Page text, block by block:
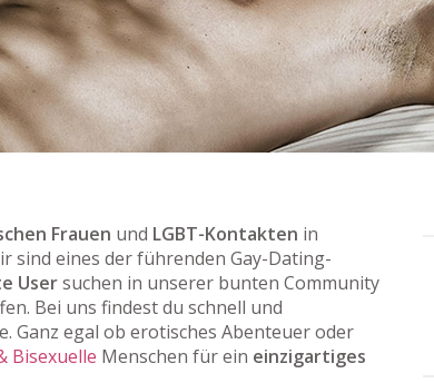
Frauen und LGBT-Kontakten in
sind eines der führenden Gay-Dating-
Usersuchen in unserer bunten Community
Bei uns findest du schnell und
Ganz egal ob erotisches Abenteuer oder
Bisexuelle Menschen für ein einzigartiges